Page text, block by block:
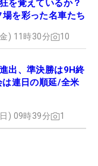
を覚えているか？
を彩った名車たち
) 11時30分 10
出、準決勝は9H終
連日の順延/全米
) 09時39分 1